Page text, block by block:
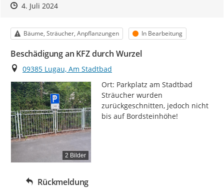
Zeitpunkt des Erstellens
Zeitpunkt des Erstellens
4. Juli 2024Zur Äußerung
Kategorie
Bäume, Sträucher, Anpflanzungen Status
In Bearbeitung
Beschädigung an KFZ durch Wurzel
Ort
09385 Lugau, Am Stadtbad
2 Bilder
Ort: Parkplatz am Stadtbad
Sträucher wurden
zurückgeschnitten, jedoch nicht
bis auf Bordsteinhöhe!
Rückmeldung